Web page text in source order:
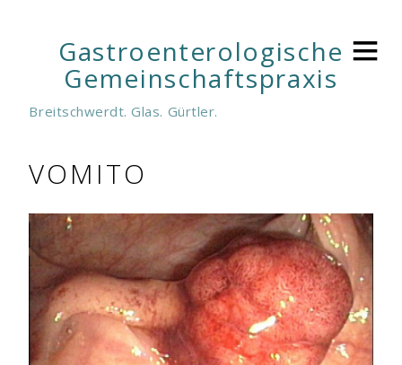
Gastroenterologische
Gemeinschaftspraxis
Breitschwerdt. Glas. Gürtler.
VOMITO